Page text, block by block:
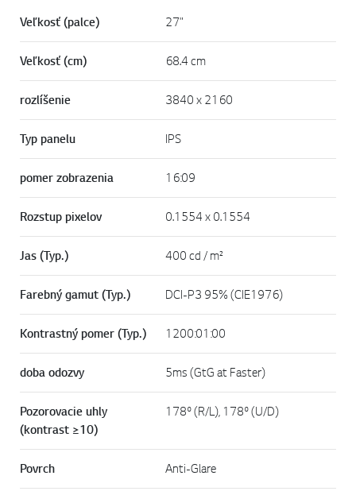
Veľkosť (palce) 27"
Veľkosť (cm) 68.4 cm
rozlíšenie 3840 x 2160
Typ panelu IPS
pomer zobrazenia 16:09
Rozstup pixelov 0.1554 x 0.1554
Jas (Typ.) 400 cd / m²
Farebný gamut (Typ.) DCI-P3 95% (CIE1976)
Kontrastný pomer (Typ.) 1200:01:00
doba odozvy 5ms (GtG at Faster)
Pozorovacie uhly
(kontrast ≥10)
178º (R/L), 178º (U/D)
Povrch Anti-Glare